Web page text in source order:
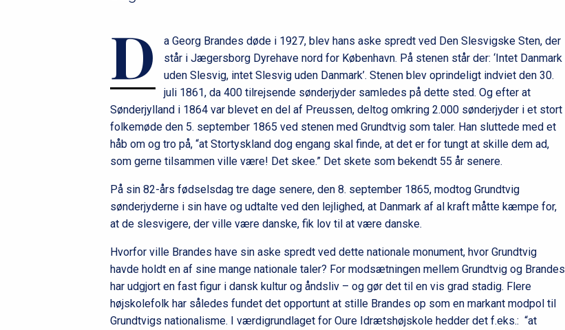
D
a Georg Brandes døde i 1927, blev hans aske spredt ved Den Slesvigske Sten, der
står i Jægersborg Dyrehave nord for København. På stenen står der: ‘Intet Danmark
uden Slesvig, intet Slesvig uden Danmark’. Stenen blev oprindeligt indviet den 30.
juli 1861, da 400 tilrejsende sønderjyder samledes på dette sted. Og efter at
Sønderjylland i 1864 var blevet en del af Preussen, deltog omkring 2.000 sønderjyder i et stort
folkemøde den 5. september 1865 ved stenen med Grundtvig som taler. Han sluttede med et
håb om og tro på, “at Stortyskland dog engang skal finde, at det er for tungt at skille dem ad,
som gerne tilsammen ville være! Det skee.” Det skete som bekendt 55 år senere.
På sin 82-års fødselsdag tre dage senere, den 8. september 1865, modtog Grundtvig
sønderjyderne i sin have og udtalte ved den lejlighed, at Danmark af al kraft måtte kæmpe for,
at de slesvigere, der ville være danske, fik lov til at være danske.
Hvorfor ville Brandes have sin aske spredt ved dette nationale monument, hvor Grundtvig
havde holdt en af sine mange nationale taler? For modsætningen mellem Grundtvig og Brandes
har udgjort en fast figur i dansk kultur og åndsliv – og gør det til en vis grad stadig. Flere
højskolefolk har således fundet det opportunt at stille Brandes op som en markant modpol til
Grundtvigs nationalisme. I værdigrundlaget for Oure Idrætshøjskole hedder det f.eks.: “at